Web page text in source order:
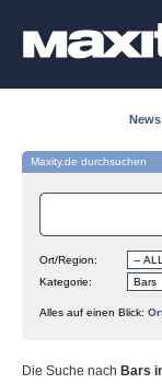
News
Maxity.de durchsuchen
Ort/Region:
Kategorie:
Alles auf einen Blick:
Die Suche nach Bars